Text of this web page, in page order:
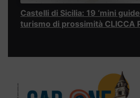
Castelli di Sicilia: 19 ‘mini
turismo di prossimità CLICCA